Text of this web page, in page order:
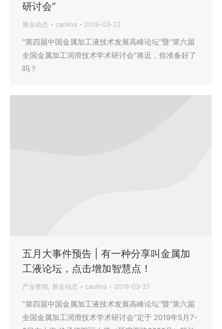
研讨会”
展会动态 caolina 2019-03-22
“第四届中国金属加工液技术发展高峰论坛”暨“第六届
全国金属加工润滑技术学术研讨会”将近，你准备好了
吗？
五月大事件预告 | 有一种分享叫金属加
工液论坛，点击增加智慧点！
产业要闻 展会动态 caolina 2019-03-21
“第四届中国金属加工液技术发展高峰论坛”暨“第六届
全国金属加工润滑技术学术研讨会”定于 2019年5月7-